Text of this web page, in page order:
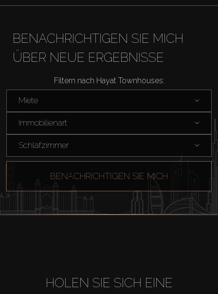
Verkaufen
Off-Plan
Agenten
About Us
BENACHRICHTIGEN SIE MICH
ÜBER NEUE ERGEBNISSE
Filtern nach Hayat Townhouses:
Miete
Immobilienart
Schlafzimmer
BENACHRICHTIGEN SIE MICH
HOLEN SIE SICH EINE